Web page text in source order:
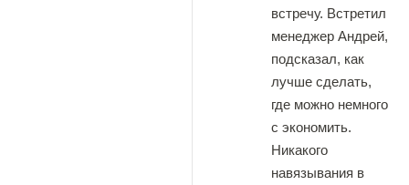
встречу. Встретил
менеджер Андрей,
подсказал, как
лучше сделать,
где можно немного
с экономить.
Никакого
навязывания в